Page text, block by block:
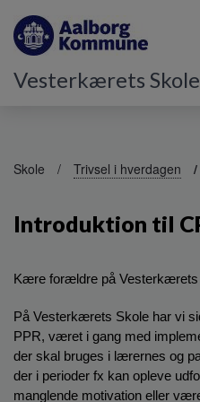
Vesterkærets Skole
Skole Trivsel i hverdagen
Introduktion til
Kære forældre på Vesterkærets
På Vesterkærets Skole har vi
PPR, været i gang med
der skal bruges i lærernes og
der i perioder fx kan opleve
manglende motivation eller